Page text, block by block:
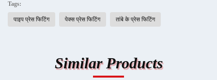
Tags:
पाइप प्रेस फिटिंग पेक्स प्रेस फिटिंग तांबे के प्रेस फिटिंग
Similar Products